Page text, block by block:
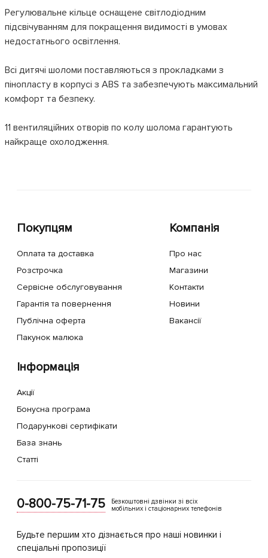
Регулювальне кільце оснащене світлодіодним
підсвічуванням для покращення видимості в умовах
недостатнього освітлення.
Всі дитячі шоломи поставляються з прокладками з
пінопласту в корпусі з ABS та забезпечують максимальний
комфорт та безпеку.
11 вентиляційних отворів по колу шолома гарантують
найкраще охолодження.
Покупцям
Оплата та доставка
Розстрочка
Сервісне обслуговування
Гарантія та повернення
Публічна оферта
Пакунок малюка
Компанія
Про нас
Магазини
Контакти
Новини
Вакансії
Інформація
Акції
Бонусна програма
Подарункові сертифікати
База знань
Статті
0-800-75-71-75
Безкоштовні дзвінки зі всіх
мобільних і стаціонарних телефонів
Будьте першим хто дізнається про наші новинки і
спеціальні пропозиції